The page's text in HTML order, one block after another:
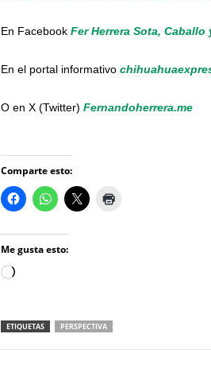
En Facebook Fer Herrera Sota, Caballo
En el portal informativo c
O en X (Twitter) Fernandoherrera.me
Comparte esto:
Me gusta esto:
Loading…
ETIQUETAS PERSPECTIVA